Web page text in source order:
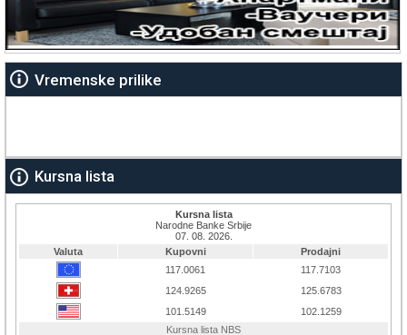
Vremenske prilike
Kursna lista